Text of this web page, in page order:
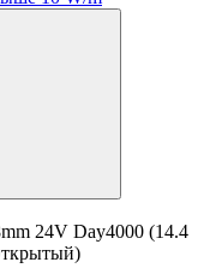
24V Day4000 (14.4